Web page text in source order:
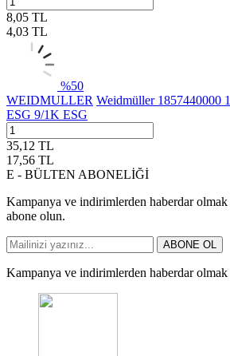
8,05 TL
4,03 TL
%50
WEIDMULLER Weidmüller 1857440000
ESG 9/1K ESG
35,12 TL
17,56 TL
E - BÜLTEN ABONELİĞİ
Kampanya ve indirimlerden haberdar
abone olun.
ABONE OL
Kampanya ve indirimlerden haberdar